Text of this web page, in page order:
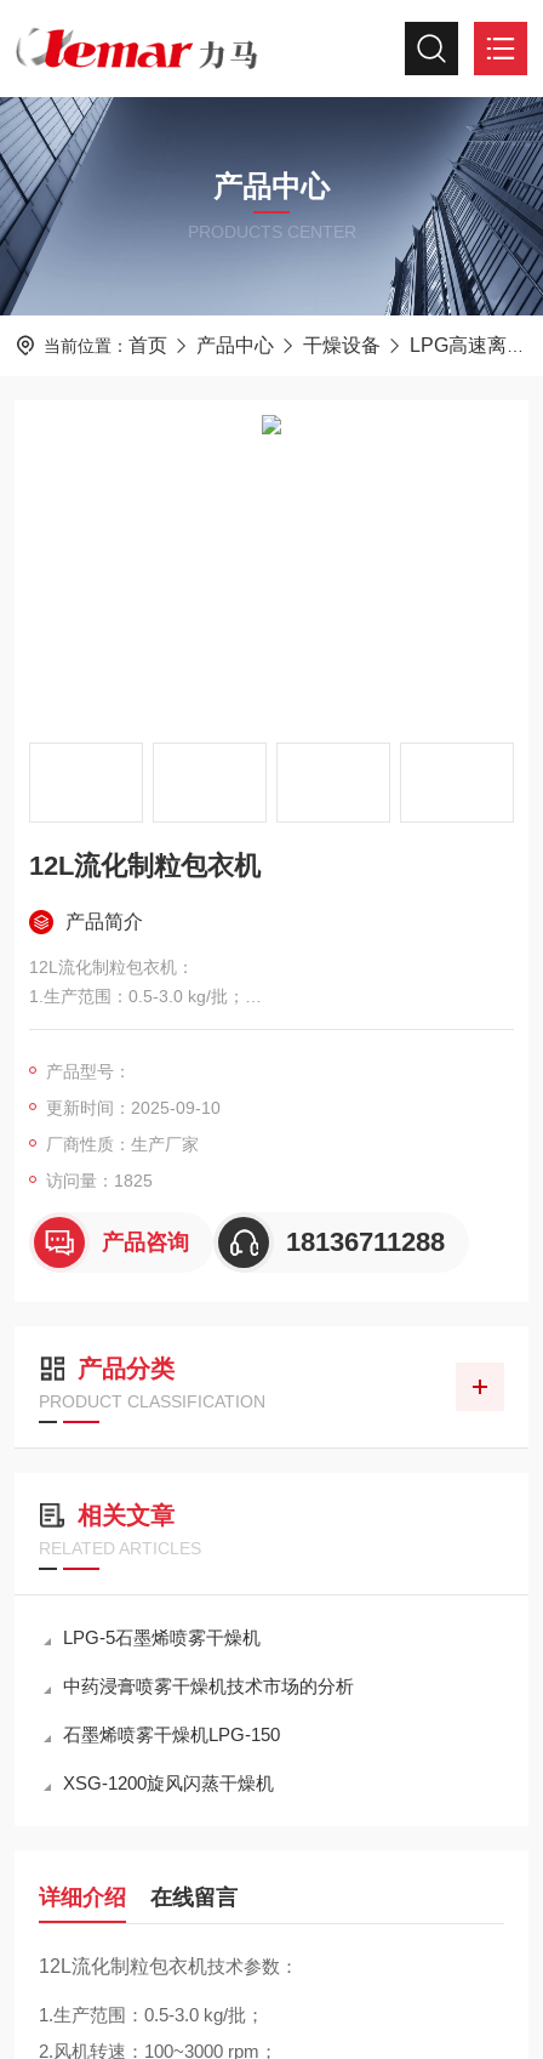
产品中心
PRODUCTS CENTER
当前位置： 首页 产品中心 干燥设备 LPG高速离心喷雾干燥机
12L流化制粒包衣机
产品简介
12L流化制粒包衣机：
1.生产范围：0.5-3.0 kg/批；
2.风机转速：100~3000 rpm；
4.气源压力：≥0.6Mpa；
5.加热功率：≥12 kw；
6.风机功率：≥45.5 kw；
产品型号：
更新时间：2025-09-10
厂商性质：生产厂家
访问量：1825
产品咨询 18136711288
产品分类
PRODUCT CLASSIFICATION
相关文章
RELATED ARTICLES
LPG-5石墨烯喷雾干燥机
中药浸膏喷雾干燥机技术市场的分析
石墨烯喷雾干燥机LPG-150
XSG-1200旋风闪蒸干燥机
详细介绍 在线留言
12L流化制粒包衣机技术参数：
1.生产范围：0.5-3.0 kg/批；
2.风机转速：100~3000 rpm；